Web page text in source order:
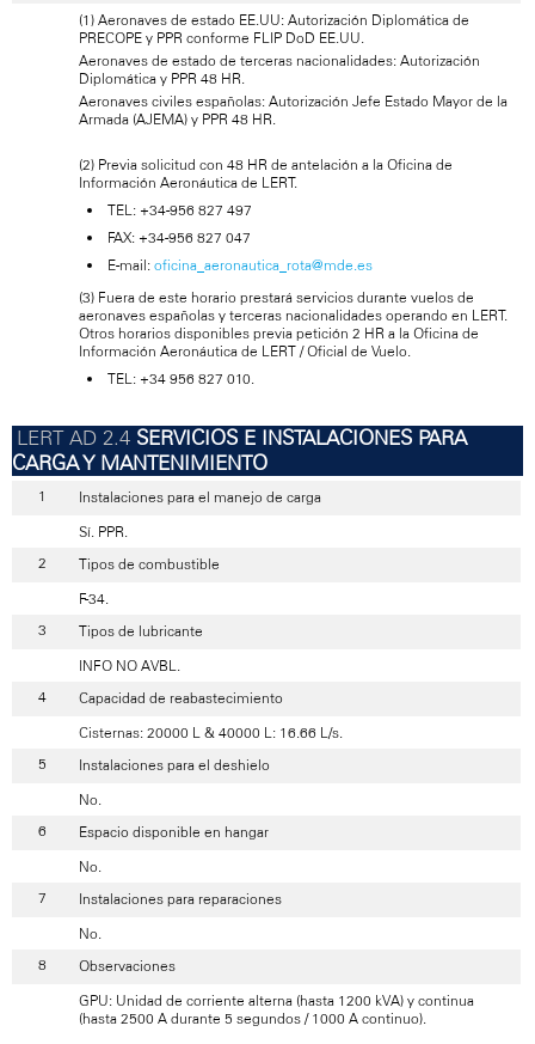
(1) Aeronaves de estado EE.UU: Autorización Diplomática de
PRECOPE y PPR conforme FLIP DoD EE.UU.
Aeronaves de estado de terceras nacionalidades: Autorización
Diplomática y PPR 48 HR.
Aeronaves civiles españolas: Autorización Jefe Estado Mayor de la
Armada (AJEMA) y PPR 48 HR.
(2) Previa solicitud con 48 HR de antelación a la Oficina de
Información Aeronáutica de LERT.
TEL: +34-956 827 497
FAX: +34-956 827 047
E-mail: oficina_aeronautica_rota@mde.es
(3) Fuera de este horario prestará servicios durante vuelos de
aeronaves españolas y terceras nacionalidades operando en LERT.
Otros horarios disponibles previa petición 2 HR a la Oficina de
Información Aeronáutica de LERT / Oficial de Vuelo.
TEL: +34 956 827 010.
SERVICIOS E INSTALACIONES PARA
CARGA Y MANTENIMIENTO
Instalaciones para el manejo de carga
Sí. PPR.
Tipos de combustible
F-34.
Tipos de lubricante
INFO NO AVBL.
Capacidad de reabastecimiento
Cisternas: 20000 L & 40000 L: 16.66 L/s.
Instalaciones para el deshielo
No.
Espacio disponible en hangar
No.
Instalaciones para reparaciones
No.
Observaciones
GPU: Unidad de corriente alterna (hasta 1200 kVA) y continua
(hasta 2500 A durante 5 segundos / 1000 A continuo).